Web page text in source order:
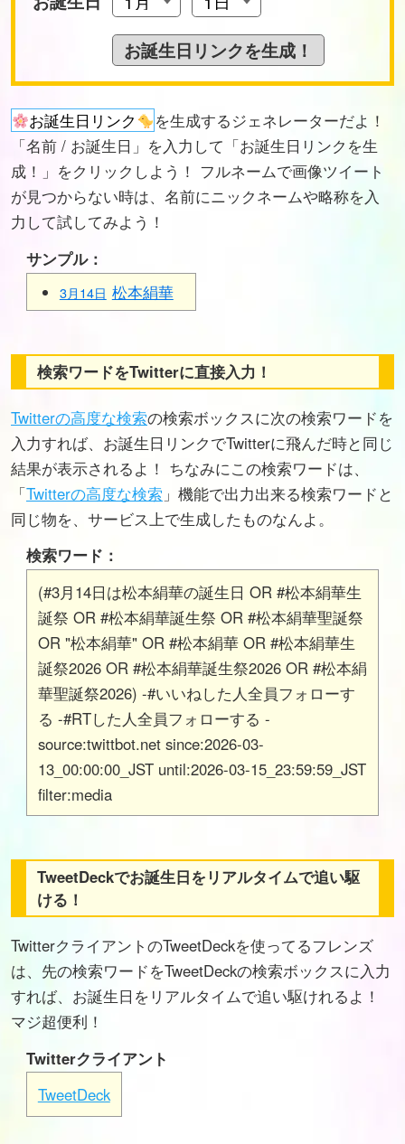
お誕生日リンク
を生成するジェネレーターだよ！
「名前 / お誕生日」を入力して「お誕生日リンクを生
成！」をクリックしよう！ フルネームで画像ツイート
が見つからない時は、名前にニックネームや略称を入
力して試してみよう！
サンプル：
3月14日 松本絹華
検索ワードをTwitterに直接入力！
Twitterの高度な検索の検索ボックスに次の検索ワードを
入力すれば、お誕生日リンクでTwitterに飛んだ時と同じ
結果が表示されるよ！ ちなみにこの検索ワードは、
「Twitterの高度な検索 」機能で出力出来る検索ワードと
同じ物を、サービス上で生成したものなんよ。
検索ワード：
(#3月14日は松本絹華の誕生日 OR #松本絹華生
誕祭 OR #松本絹華誕生祭 OR #松本絹華聖誕祭
OR "松本絹華" OR #松本絹華 OR #松本絹華生
誕祭2026 OR #松本絹華誕生祭2026 OR #松本絹
華聖誕祭2026) -#いいねした人全員フォローす
る -#RTした人全員フォローする -
source:twittbot.net since:2026-03-
13_00:00:00_JST until:2026-03-15_23:59:59_JST
filter:media
TweetDeckでお誕生日をリアルタイムで追い駆
ける！
TwitterクライアントのTweetDeckを使ってるフレンズ
は、先の検索ワードをTweetDeckの検索ボックスに入力
すれば、お誕生日をリアルタイムで追い駆けれるよ！
マジ超便利！
Twitterクライアント
TweetDeck